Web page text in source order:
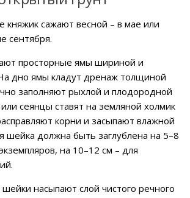
княжик сажают весной – в мае или
сентября.
просторные ямы шириной и
дно ямы кладут дренаж толщиной
заполняют рыхлой и плодородной
сеянцы ставят на земляной холмик
корни и засыпают влажной
шейка должна быть заглублена на 5–8
на 10–12 см – для
насыпают слой чистого речного